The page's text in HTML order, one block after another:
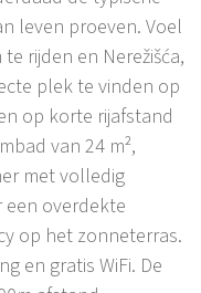
leven proeven. Voel
rijden en Nerežišća,
plek te vinden op
op korte rijafstand
van 24 m²,
met volledig
overdekte
op het zonneterras.
en gratis WiFi. De